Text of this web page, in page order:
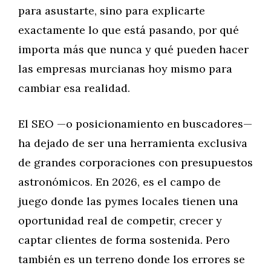
para asustarte, sino para explicarte
exactamente lo que está pasando, por qué
importa más que nunca y qué pueden hacer
las empresas murcianas hoy mismo para
cambiar esa realidad.
El SEO —o posicionamiento en buscadores—
ha dejado de ser una herramienta exclusiva
de grandes corporaciones con presupuestos
astronómicos. En 2026, es el campo de
juego donde las pymes locales tienen una
oportunidad real de competir, crecer y
captar clientes de forma sostenida. Pero
también es un terreno donde los errores se